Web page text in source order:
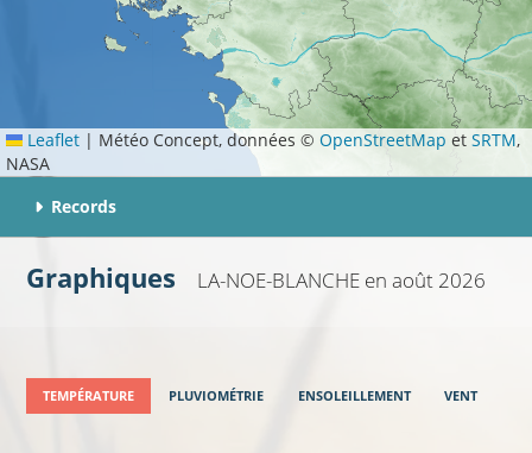
Leaflet | Météo Concept, données ©OpenStreetMap etSRTM,
NASA
Records
Graphiques LA-NOE-BLANCHE en août 2026
TEMPÉRATURE PLUVIOMÉTRIE ENSOLEILLEMENT VENT